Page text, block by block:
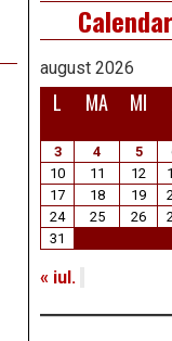
august 2026
L MA MI
3
4 5
10
11 12
17
18 19
24
25 26
31
« iul.